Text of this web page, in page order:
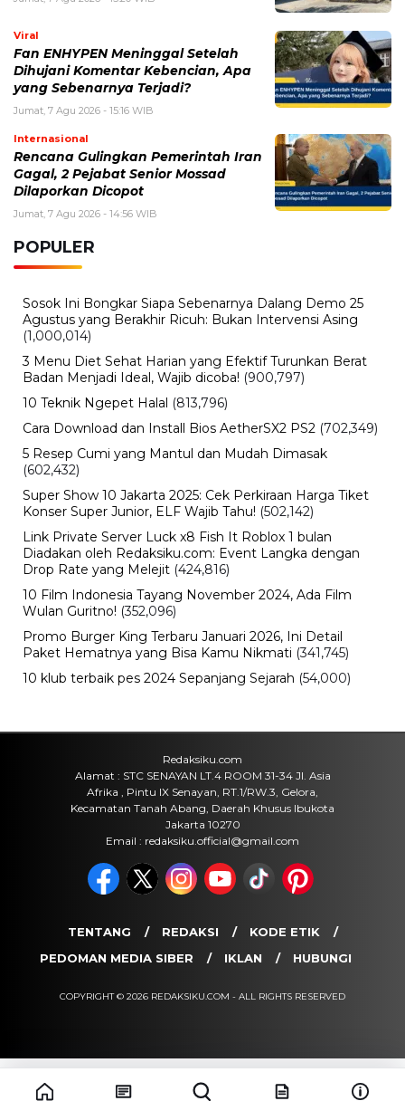
Rabu, 5 Agustus 2026 - 09:29 WIB
Rumor iPhone Air 2 Makin Kuat, Kamera Ganda dan
Chip 2nm Jadi Sorotan
Selasa, 4 Agustus 2026 - 11:12 WIB
eDabu BPJS Kesehatan Terbaru, Cara Login, Fungsi,
dan Panduan Layanan Badan Usaha
Selasa, 4 Agustus 2026 - 09:49 WIB
WhatsApp Down Hari Ini, Pengguna Keluhkan Pesan
Perkiraan Rilis Apple
BERITA TERBARU
Hasil PPPK Sekolah Rakyat 2026
Sudah Keluar, Cek Nama dan Arti
Jumat, 7 Agu 2026 - 15:49 WIB
Viral
BPK Ungkap Cerita di Balik Tagihan
Jumat, 7 Agu 2026 - 15:27 WIB
Viral
BPK Ungkap Temuan Perjadin
Dinkes Parepare, Ada Apa?
Jumat, 7 Agu 2026 - 15:20 WIB
Viral
yang Sebenarnya Terjadi?
Rencana Gulingkan Pemerintah Iran
Gagal, 2 Pejabat Senior Mossad
Dilaporkan Dicopot
Jumat, 7 Agu 2026 - 14:56 WIB
POPULER
Sosok Ini Bongkar Siapa Sebenarnya Dalang Demo 25
Agustus yang Berakhir Ricuh: Bukan Intervensi Asing